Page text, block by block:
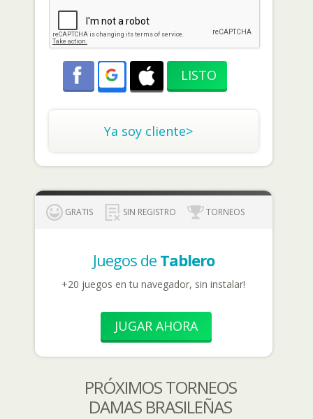
Ya soy cliente>
GRATIS SIN REGISTRO TORNEOS
Juegos de Tablero
+20 juegos en tu navegador, sin instalar!
JUGAR AHORA
PRÓXIMOS TORNEOS
DAMAS BRASILEÑAS